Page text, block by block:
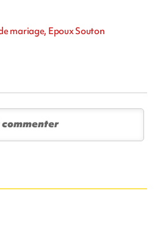
mariage, Epoux Souton